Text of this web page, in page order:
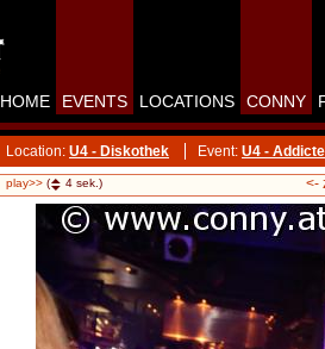
HOME EVENTS LOCATIONS CONNY
Location: U4 - Diskothek Event: U4 -
play>> ( 4 sek.) <-